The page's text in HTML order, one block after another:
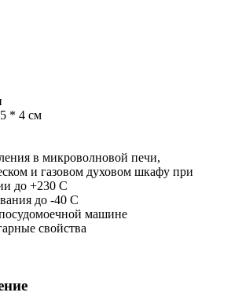
* 4 см
в микроволновой печи,
и газовом духовом шкафу при
до +230 С
до -40 С
машине
свойства